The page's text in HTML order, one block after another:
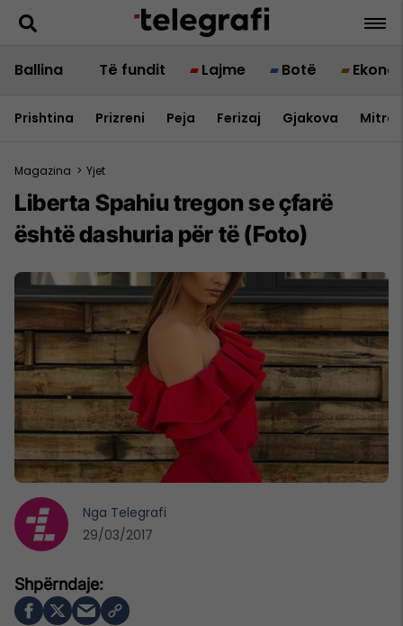
Ballina Të fundit Lajme Botë
Prishtina Prizreni Peja Ferizaj Gjakova
Magazina > Yjet
Liberta Spahiu tregon se çfarë
është dashuria për të (Foto)
Nga Telegrafi
29/03/2017